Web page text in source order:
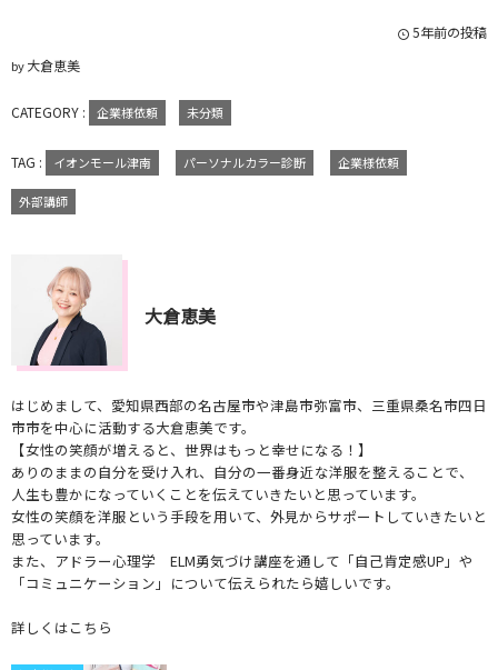
5年前の投稿
by大倉恵美
CATEGORY : 企業様依頼 未分類
TAG : イオンモール津南 パーソナルカラー診断 企業様依頼
外部講師
大倉恵美
はじめまして、愛知県西部の名古屋市や津島市弥富市、三重県桑名市四日
市市を中心に活動する大倉恵美です。
【女性の笑顔が増えると、世界はもっと幸せになる！】
ありのままの自分を受け入れ、自分の一番身近な洋服を整えることで、
人生も豊かになっていくことを伝えていきたいと思っています。
女性の笑顔を洋服という手段を用いて、外見からサポートしていきたいと
思っています。
また、アドラー心理学 ELM勇気づけ講座を通して「自己肯定感UP」や
「コミュニケーション」について伝えられたら嬉しいです。
詳しくはこちら